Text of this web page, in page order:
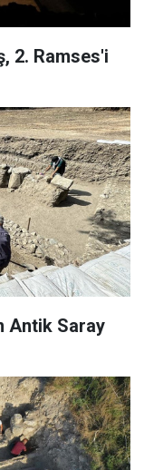
2. Ramses'i
Antik Saray